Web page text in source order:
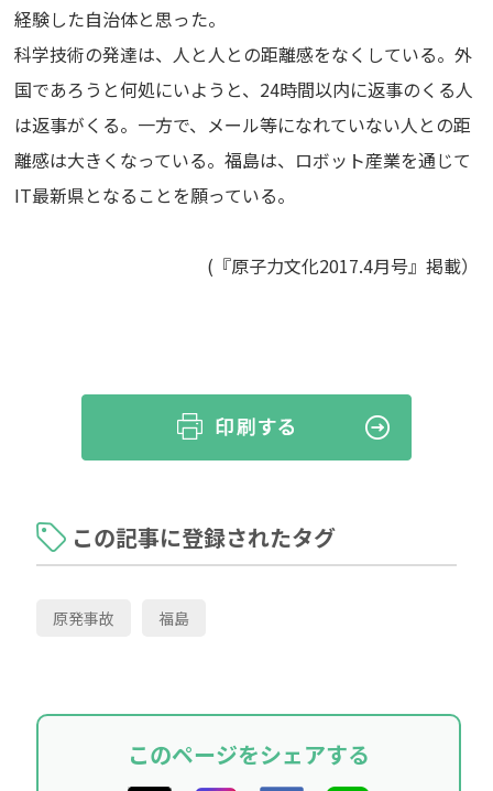
経験した自治体と思った。
科学技術の発達は、人と人との距離感をなくしている。外
国であろうと何処にいようと、24時間以内に返事のくる人
は返事がくる。一方で、メール等になれていない人との距
離感は大きくなっている。福島は、ロボット産業を通じて
IT最新県となることを願っている。
(『原子力文化2017.4月号』掲載）
この記事に登録されたタグ
原発事故 福島
このページをシェアする